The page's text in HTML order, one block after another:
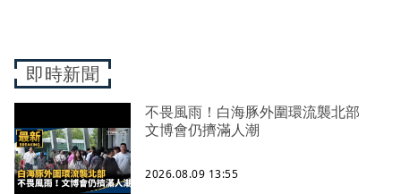
即時新聞
不畏風雨！白海豚外圍環流襲北部
文博會仍擠滿人潮
2026.08.09 13:55